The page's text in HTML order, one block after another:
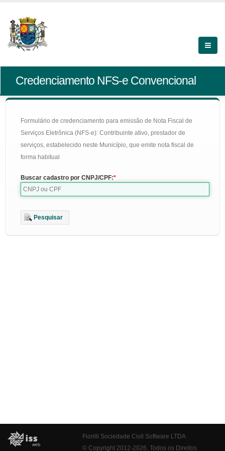
Credenciamento NFS-e Convencional
Formulário de credenciamento para emissão de Nota Fiscal de
Serviços Eletrônica (NFS-e): Contribuinte ativo, prestador de
serviços, estabelecido neste Município, que emite nota fiscal de
forma habitual
Buscar cadastro por CNPJ/CPF:
Pesquisar
Fiorilli Sociedade Civil Software LTDA
© Copyright 2012-2026. Todos os Direitos